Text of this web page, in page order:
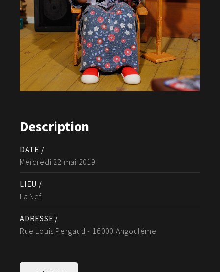
Description
DATE /
Mercredi 22 mai 2019
LIEU /
La Nef
ADRESSE /
Rue Louis Pergaud - 16000 Angoulême